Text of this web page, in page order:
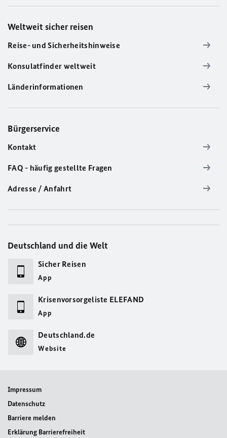
Weltweit sicher reisen
Reise- und Sicherheitshinweise
Konsulatfinder weltweit
Länderinformationen
Bürgerservice
Kontakt
FAQ - häufig gestellte Fragen
Adresse / Anfahrt
Deutschland und die Welt
Sicher Reisen
App
Krisenvorsorgeliste ELEFAND
App
Deutschland.de
Website
Impressum
Datenschutz
Barriere melden
Erklärung Barrierefreiheit